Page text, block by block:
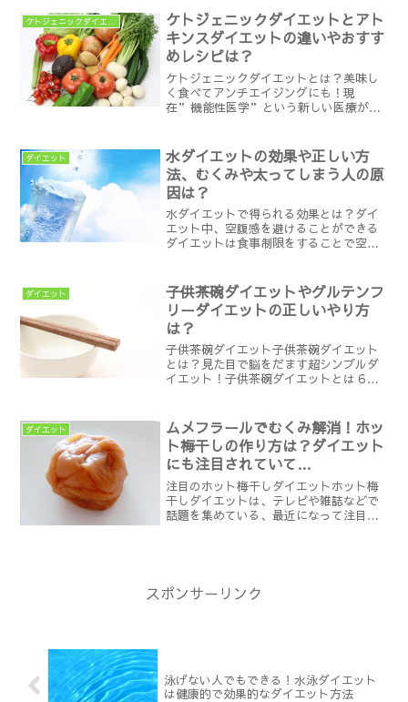
レーナーのENIWAさんが紹介してくれた
今話題のダイエット...
ケトジェニックダイエット
ケトジェニックダイエットとアト
キンスダイエットの違いやおすす
めレシピは？
ケトジェニックダイエットとは？美味し
く食べてアンチエイジングにも！現
在”機能性医学”という新しい医療が注
みや冷え性まで病院で処方されるお薬無
しで食事療法や生活スタイルを...
ダイエット
水ダイエットの効果や正しい方
法、むくみや太ってしまう人の原
因は？
水ダイエットで得られる効果とは？ダイ
エット中、空腹感を避けることができる
ダイエットは食事制限をすることで空腹
ものですね。そもそも空腹感というもの
は血糖値が下降し、脳の摂...
ダイエット
子供茶碗ダイエットやグルテンフ
リーダイエットの正しいやり方
は？
子供茶碗ダイエット子供茶碗ダイエット
とは？見た目で脳をだます超シンプルダ
イエット！子供茶碗ダイエットとは６月
たダイエットの一つです。今回ズバッと
TVでは芸能人ではなく...
ダイエット
ムメフラールでむくみ解消！ホッ
ト梅干しの作り方は？ダイエット
にも注目されていて…
注目のホット梅干しダイエットホット梅
干しダイエットは、テレビや雑誌などで
話題を集めている、最近になって注目を
スポンサーリンク
泳げない人でもできる！水泳ダイエット
は健康的で効果的なダイエット方法